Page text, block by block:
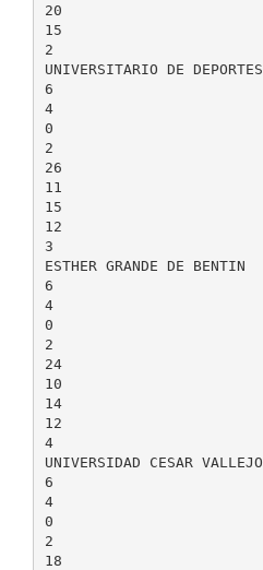
20
15
2
UNIVERSITARIO DE DEPORTES
6
4
0
2
26
11
15
12
3
ESTHER GRANDE DE BENTIN
6
4
0
2
24
10
14
12
4
UNIVERSIDAD CESAR VALLEJO
6
4
0
2
18